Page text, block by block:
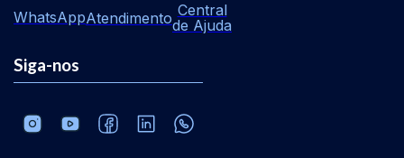
WhatsAppAtendimento Central
de Ajuda
Siga-nos